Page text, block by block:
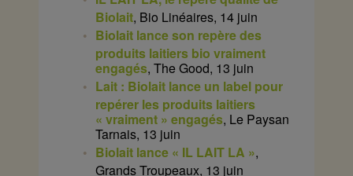
Biolait, Bio Linéaires, 14 juin
Biolait lance son repère des
produits laitiers bio vraiment
engagés, The Good, 13 juin
Lait : Biolait lance un label pour
repérer les produits laitiers
« vraiment » engagés, Le Paysan
Tarnais, 13 juin
Biolait lance « IL LAIT LA »,
Grands Troupeaux, 13 juin